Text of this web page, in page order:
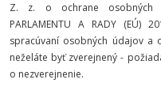
Z. z. o ochrane osobných
PARLAMENTU A RADY
spracúvaní osobných údajov a
neželáte byť zverejnený -
o nezverejnenie.